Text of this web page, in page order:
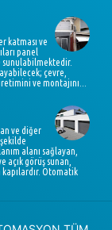
katması ve
panel
sunulabilmektedir.
çevre,
ve montajını...
ve diğer
alanı sağlayan,
görüş sunan,
Otomatik